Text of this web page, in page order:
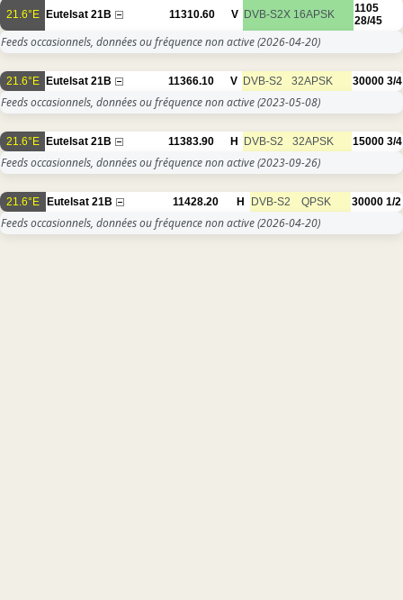
21.6°E Eutelsat 21B 11310.60 V DVB-S2X 16APSK
1105
28/45
Feeds occasionnels, données ou fréquence non active(2026-04-20)
21.6°E Eutelsat 21B 11366.10 V DVB-S2 32APSK 30000 3/4
Feeds occasionnels, données ou fréquence non active(2023-05-08)
21.6°E Eutelsat 21B 11383.90 H DVB-S2 32APSK 15000 3/4
Feeds occasionnels, données ou fréquence non active(2023-09-26)
21.6°E Eutelsat 21B 11428.20 H DVB-S2 QPSK 30000 1/2
Feeds occasionnels, données ou fréquence non active(2026-04-20)